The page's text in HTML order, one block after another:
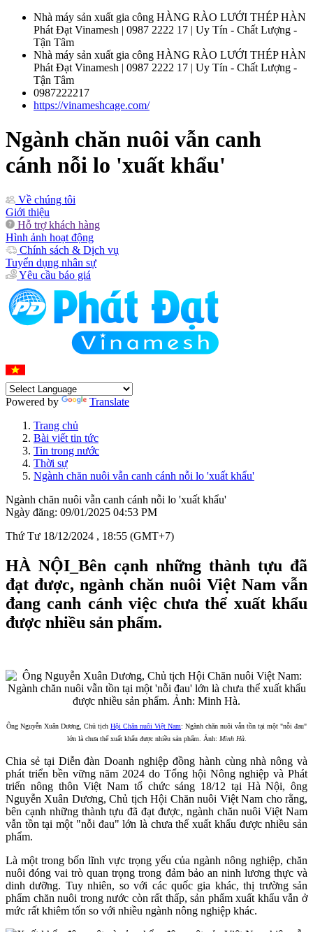
Nhà máy sản xuất gia công HÀNG RÀO LƯỚI THÉP HÀN
Phát Đạt Vinamesh | 0987 2222 17 | Uy Tín - Chất Lượng -
Tận Tâm
Nhà máy sản xuất gia công HÀNG RÀO LƯỚI THÉP HÀN
Phát Đạt Vinamesh | 0987 2222 17 | Uy Tín - Chất Lượng -
Tận Tâm
0987222217
https://vinameshcage.com/
Ngành chăn nuôi vẫn canh
cánh nỗi lo 'xuất khẩu'
Về chúng tôi
Giới thiệu
Hỗ trợ khách hàng
Hình ảnh hoạt động
Chính sách & Dịch vụ
Tuyển dụng nhân sự
Yêu cầu báo giá
Powered by
Translate
Trang chủ
Bài viết tin tức
Tin trong nước
Thời sự
Ngành chăn nuôi vẫn canh cánh nỗi lo 'xuất khẩu'
Ngành chăn nuôi vẫn canh cánh nỗi lo 'xuất khẩu'
Ngày đăng: 09/01/2025 04:53 PM
Thứ Tư 18/12/2024 , 18:55 (GMT+7)
HÀ NỘI_Bên cạnh những thành tựu đã
đạt được, ngành chăn nuôi Việt Nam vẫn
đang canh cánh việc chưa thể xuất khẩu
được nhiều sản phẩm.
Ông Nguyễn Xuân Dương, Chủ tịch Hội Chăn nuôi Việt Nam: Ngành chăn nuôi vẫn tồn tại một "nỗi đau"
lớn là chưa thể xuất khẩu được nhiều sản phẩm. Ảnh: Minh Hà.
Chia sẻ tại Diễn đàn Doanh nghiệp đồng hành cùng nhà nông và
phát triển bền vững năm 2024 do Tổng hội Nông nghiệp và Phát
triển nông thôn Việt Nam tổ chức sáng 18/12 tại Hà Nội, ông
Nguyễn Xuân Dương, Chủ tịch Hội Chăn nuôi Việt Nam cho rằng,
bên cạnh những thành tựu đã đạt được, ngành chăn nuôi Việt Nam
vẫn tồn tại một "nỗi đau" lớn là chưa thể xuất khẩu được nhiều sản
phẩm.
Là một trong bốn lĩnh vực trọng yếu của ngành nông nghiệp, chăn
nuôi đóng vai trò quan trọng trong đảm bảo an ninh lương thực và
dinh dưỡng. Tuy nhiên, so với các quốc gia khác, thị trường sản
phẩm chăn nuôi trong nước còn rất thấp, sản phẩm xuất khẩu vẫn ở
mức rất khiêm tốn so với nhiều ngành nông nghiệp khác.